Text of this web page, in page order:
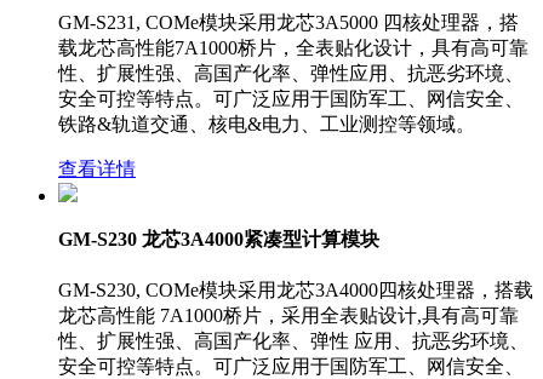
GM-S231, COMe模块采用龙芯3A5000 四核处理器，搭
载龙芯高性能7A1000桥片，全表贴化设计，具有高可靠
性、扩展性强、高国产化率、弹性应用、抗恶劣环境、
安全可控等特点。可广泛应用于国防军工、网信安全、
铁路&轨道交通、核电&电力、工业测控等领域。
查看详情
GM-S230 龙芯3A4000紧凑型计算模块
GM-S230, COMe模块采用龙芯3A4000四核处理器，搭载
龙芯高性能 7A1000桥片，采用全表贴设计,具有高可靠
性、扩展性强、高国产化率、弹性 应用、抗恶劣环境、
安全可控等特点。可广泛应用于国防军工、网信安全、